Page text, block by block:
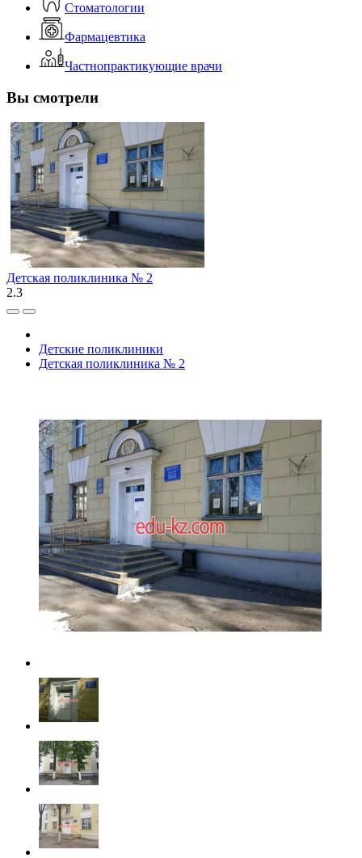
Стоматологии
Фармацевтика
Частнопрактикующие врачи
Вы смотрели
Детская поликлиника № 2
2.3
Детские поликлиники
Детская поликлиника № 2